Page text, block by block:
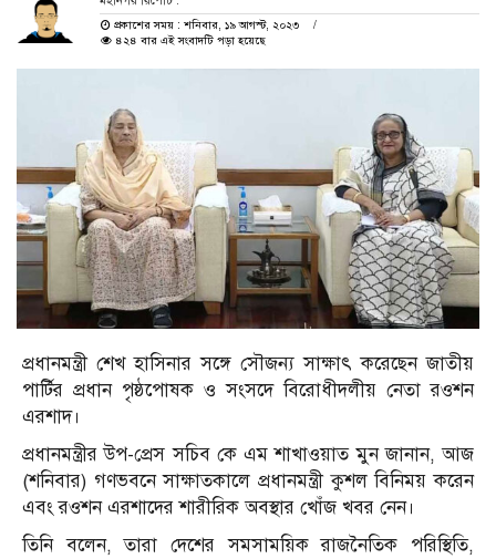
প্রকাশের সময় : শনিবার, ১৯ আগস্ট, ২০২৩
৪২৪ বার এই সংবাদটি পড়া হয়েছে
প্রধানমন্ত্রী শেখ হাসিনার সঙ্গে সৌজন্য সাক্ষাৎ করেছেন জাতীয়
পার্টির প্রধান পৃষ্ঠপোষক ও সংসদে বিরোধীদলীয় নেতা রওশন
এরশাদ।
প্রধানমন্ত্রীর উপ-প্রেস সচিব কে এম শাখাওয়াত মুন জানান, আজ
(শনিবার) গণভবনে সাক্ষাতকালে প্রধানমন্ত্রী কুশল বিনিময় করেন
এবং রওশন এরশাদের শারীরিক অবস্থার খোঁজ খবর নেন।
তিনি বলেন, তারা দেশের সমসাময়িক রাজনৈতিক পরিস্থিতি,